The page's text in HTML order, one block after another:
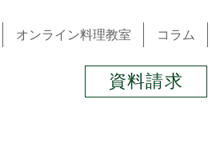
オンライン料理教室 コラム
資料請求